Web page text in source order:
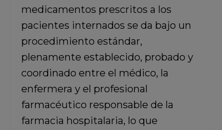
medicamentos prescritos a los
pacientes internados se da bajo un
procedimiento estándar,
plenamente establecido, probado y
coordinado entre el médico, la
enfermera y el profesional
farmacéutico responsable de la
farmacia hospitalaria, lo que